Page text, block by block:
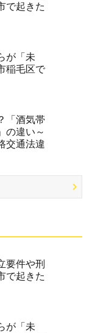
で起きた
が「未
稲毛区で
「酒気帯
の違い～
交通法違
要件や刑
で起きた
が「未